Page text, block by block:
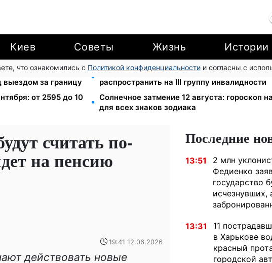
Киев Советы Жизнь Истории
что ознакомились с Политикой конфиденциальности и согласны с
мошенники
за границу
120 000 грн на авто: компенсацию для
распространить на III группу инвалидности
от 2595 до 10
Солнечное затмение 12 августа: гороскоп
для всех знаков зодиака
считать по-
на пенсию
19:41 12.06.2026
действовать новые
Последние
13:51
2 млн
Федиенко
государство
исчезнувших,
13:31
11
в Харькове
красный
городской